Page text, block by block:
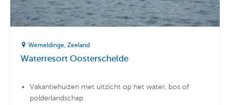
Wemeldinge Zeeland
Waterresort Oosterschelde
Vakantiehuizen met uitzicht op het water, bos of
polderlandschap